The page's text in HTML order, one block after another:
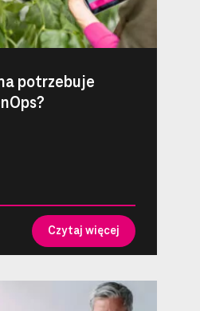
potrzebuje
Czytaj więcej